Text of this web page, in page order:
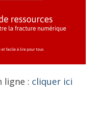
ligne : cliquer ici